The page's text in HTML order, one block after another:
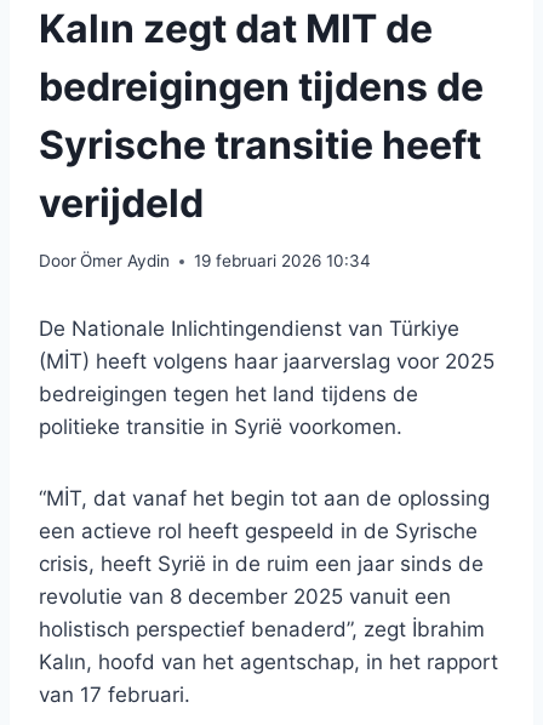
Kalın zegt dat MIT de
bedreigingen tijdens de
Syrische transitie heeft
verijdeld
DoorÖmer Aydin 19 februari 2026 10:34
De Nationale Inlichtingendienst van Türkiye
(MİT) heeft volgens haar jaarverslag voor 2025
bedreigingen tegen het land tijdens de
politieke transitie in Syrië voorkomen.
“MİT, dat vanaf het begin tot aan de oplossing
een actieve rol heeft gespeeld in de Syrische
crisis, heeft Syrië in de ruim een ​​jaar sinds de
revolutie van 8 december 2025 vanuit een
holistisch perspectief benaderd”, zegt İbrahim
Kalın, hoofd van het agentschap, in het rapport
van 17 februari.